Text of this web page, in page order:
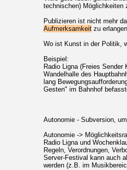
technischen) Möglichkeiten
Publizieren ist nicht mehr
Aufmerksamkeit zu
Wo ist Kunst in der Politik,
Beispiel:
Radio Ligna (Freies
Wandelhalle des
lang
Gesten" im Bahnhof
Autonomie - Subversion,
Autonomie ->
Radio Ligna und
Regeln, Verordnungen,
Server-Festival kann auch
werden (z.B. im